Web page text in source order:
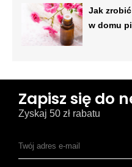
Jak
w domu
Zapisz się do
Zyskaj 50 zł rabatu